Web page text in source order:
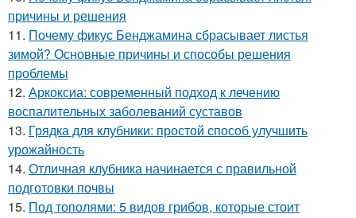
причины и решения
11. Почему фикус Бенджамина сбрасывает листья
зимой? Основные причины и способы решения
проблемы
12. Аркоксиа: современный подход к лечению
воспалительных заболеваний суставов
13. Грядка для клубники: простой способ улучшить
урожайность
14. Отличная клубника начинается с правильной
подготовки почвы
15. Под тополями: 5 видов грибов, которые стоит